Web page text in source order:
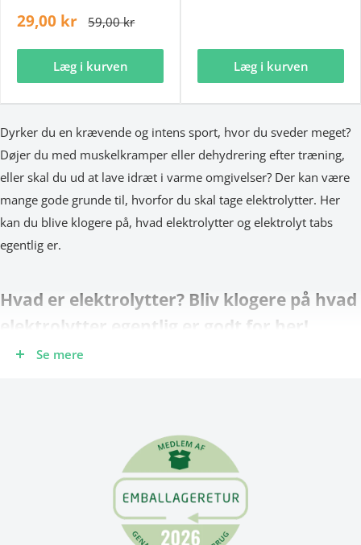
29,00 kr 59,00 kr
Læg i kurven Læg i kurven
Dyrker du en krævende og intens sport, hvor du sveder meget?
Døjer du med muskelkramper eller dehydrering efter træning,
eller skal du ud at lave idræt i varme omgivelser? Der kan være
mange gode grunde til, hvorfor du skal tage elektrolytter. Her
kan du blive klogere på, hvad elektrolytter og elektrolyt tabs
egentlig er.
Hvad er elektrolytter? Bliv klogere på hvad
elektrolytter egentlig er godt for her!
Hvad er elektrolytter? Elektrolytter er et samlet begreb for ioner
du godt udsættes for dehydrering selvom du har drukket masser
af vand. Derfor tager man elektrolytter til at holde sin saltbalance
i top, hvilket hjælper med at binde væsken, så ens væskebalance
opretholdes, når man skal præstere.
Vi har selv testet produktet og alle varianterne vi udbyder.
Se mere